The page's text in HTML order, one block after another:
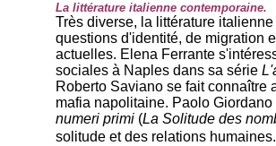
La littérature italienne contemporaine.
Très diverse, la littérature
questions d'identité, de migration
actuelles. Elena Ferrante
sociales à Naples dans sa série
Roberto Saviano se fait connaître
mafia napolitaine. Paolo Giordano
numeri primi (La Solitude des
solitude et des relations